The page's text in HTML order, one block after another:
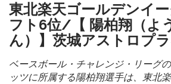
東北楽天ゴールデンイ
フト6位/【 陽柏翔（よ
ん）】茨城アストロプ
ベースボール・チャレンジ・リーグ
ッツに所属する陽柏翔選手は、東北